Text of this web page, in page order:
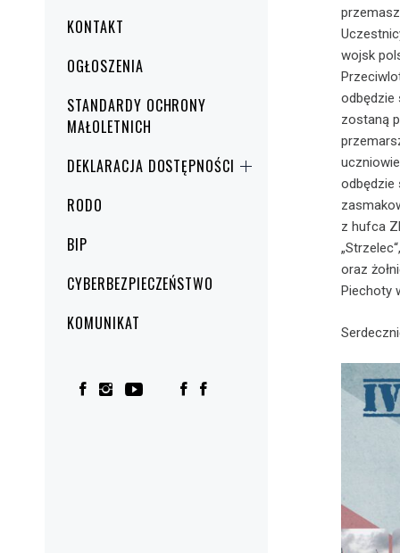
KONTAKT
OGŁOSZENIA
STANDARDY OCHRONY
MAŁOLETNICH
DEKLARACJA DOSTĘPNOŚCI
RODO
BIP
CYBERBEZPIECZEŃSTWO
KOMUNIKAT
wojsk
odbędzie
zostaną
odbędzie
z hufca
oraz
Piechoty